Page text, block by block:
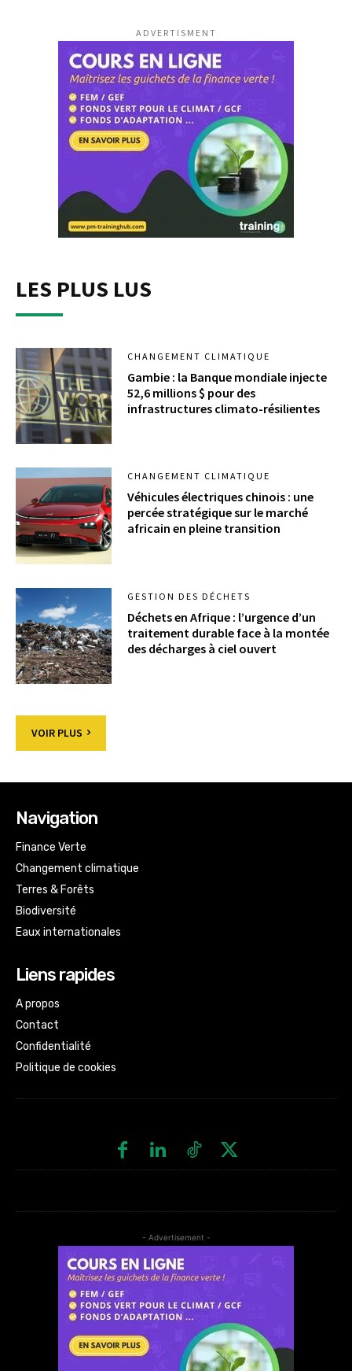
ADVERTISMENT
LES PLUS LUS
CHANGEMENT CLIMATIQUE
Gambie : la Banque mondiale injecte
52,6 millions $ pour des
infrastructures climato-résilientes
CHANGEMENT CLIMATIQUE
Véhicules électriques chinois : une
percée stratégique sur le marché
africain en pleine transition
GESTION DES DÉCHETS
Déchets en Afrique : l’urgence d’un
traitement durable face à la montée
des décharges à ciel ouvert
VOIR PLUS
Navigation
Finance Verte
Changement climatique
Terres & Forêts
Biodiversité
Eaux internationales
Liens rapides
A propos
Contact
Confidentialité
Politique de cookies
- Advertisement -